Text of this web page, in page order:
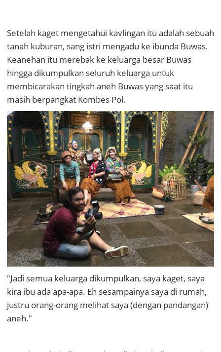
Setelah kaget mengetahui kavlingan itu adalah sebuah
tanah kuburan, sang istri mengadu ke ibunda Buwas.
Keanehan itu merebak ke keluarga besar Buwas
hingga dikumpulkan seluruh keluarga untuk
membicarakan tingkah aneh Buwas yang saat itu
masih berpangkat Kombes Pol.
"Jadi semua keluarga dikumpulkan, saya kaget, saya
kira ibu ada apa-apa. Eh sesampainya saya di rumah,
justru orang-orang melihat saya (dengan pandangan)
aneh."